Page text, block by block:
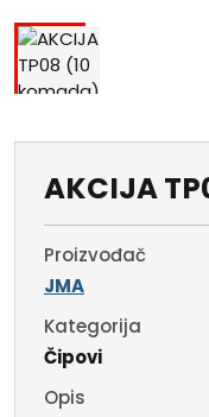
AKCIJA
Proizvođač
JMA
Kategorija
Čipovi
Opis